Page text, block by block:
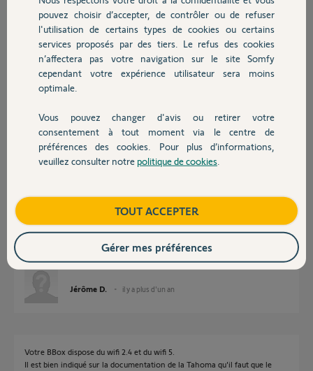
Chauffage
Autres produits
Devis avec un pro
Contact
Jérôme D.
il y a plus d'un an
Réponses
Bonsoir Jérome
Pour être sur d'être en wifi 2.4 désactiver sur la box le temps de
l'installation les autres wifi. Vous pourrez les réactiver après.
Jérôme D. il y a plus d'un an
Votre BBox dispose du wifi 2.4 et du wifi 5.
Il est bien indiqué sur la documentation de la Tahoma qu'il faut que le
pouvez choisir d’accepter, de contrôler ou de refuser
l'utilisation de certains types de cookies ou certains
services proposés par des tiers. Le refus des cookies
n’affectera pas votre navigation sur le site Somfy
cependant votre expérience utilisateur sera moins
optimale.
Vous pouvez changer d'avis ou retirer votre
consentement à tout moment via le centre de
préférences des cookies. Pour plus d’informations,
veuillez consulter notre politique de cookies
TOUT ACCEPTER
Gérer mes préférences